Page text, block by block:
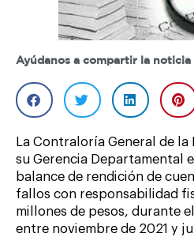
Ayúdanos a compartir la noticia
La Contraloría General de la
su Gerencia Departamental
balance de rendición de
fallos con responsabilidad
millones de pesos, durante
entre noviembre de 2021 y